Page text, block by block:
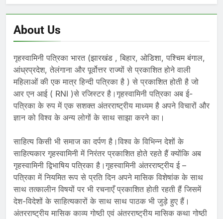
About Us
गृहस्वामिनी पत्रिका भारत (झारखंड , बिहार, ओडिशा, पश्चिम बंगाल,
आंध्रप्रदेश, तेलंगाना और पूर्वोत्तर राज्यों से प्रकाशित होने वाली
महिलाओं की एक मात्र हिन्दी पत्रिका है ) से प्रकाशित होती है जो
आर एन आई ( RNI )से रजिस्टर है।गृहस्वामिनी पत्रिका अब ई-
पत्रिका के रुप में एक सशक्त अंतरराष्ट्रीय माध्यम है अपने विचारों और
ज्ञान को विश्व के अन्य लोगों के साथ साझा करने का।
साहित्य किसी भी समाज का दर्पण है।विश्व के विभिन्न देशों के
साहित्यकार गृहस्वामिनी में निरंतर प्रकाशित होते रहते हैं क्योंकि अब
गृहस्वामिनी द्विभाषिय पत्रिका है।गृहस्वामिनी अंतरराष्ट्रीय ई –
पत्रिका में नियमित रूप से प्रति दिन अपने मासिक विशेषांक के साथ
साथ तत्कालीन विषयों पर भी रचनाएँ प्रकाशित होती रहती हैं जिसमें
देश-विदेशों के साहित्यकारों के साथ साथ पाठक भी जुड़े हुए हैं।
अंतरराष्ट्रीय मासिक काव्य गोष्ठी एवं अंतरराष्ट्रीय मासिक कथा गोष्ठी